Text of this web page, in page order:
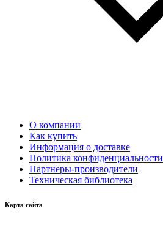
О компании
Как купить
Информация о доставке
Политика конфиденциальности
Партнеры-производители
Техническая библиотека
Карта сайта